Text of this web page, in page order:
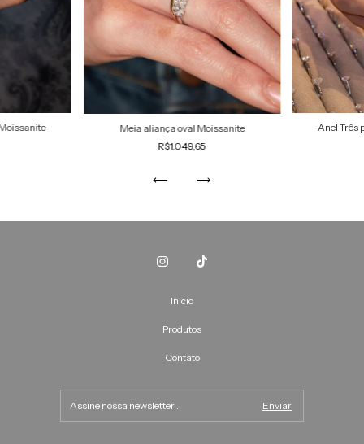
Meia aliança oval Moissanite
R$1.049,65
Anel Três
Início
Produtos
Contato